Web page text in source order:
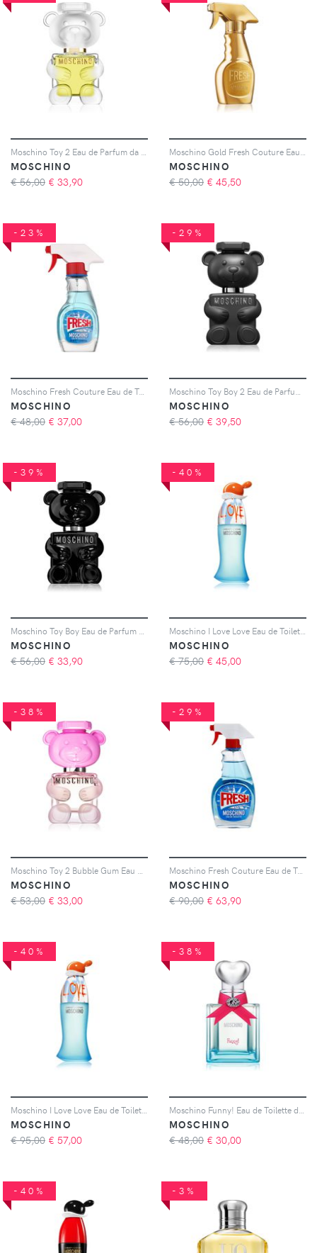
MOSCHINO
€ 56,00 € 33,90
MOSCHINO
€ 50,00 € 45,50
-23%
Moschino Fresh Couture Eau de Toilette da donna 30 ml
MOSCHINO
€ 48,00 € 37,00
-29%
MOSCHINO
€ 56,00 € 39,50
-39%
MOSCHINO
€ 56,00 € 33,90
-40%
MOSCHINO
€ 75,00 € 45,00
-38%
MOSCHINO
€ 53,00 € 33,00
-29%
Moschino Fresh Couture Eau de Toilette da donna 100 ml
MOSCHINO
€ 90,00 € 63,90
-40%
MOSCHINO
€ 95,00 € 57,00
-38%
MOSCHINO
€ 48,00 € 30,00
-40% -3%